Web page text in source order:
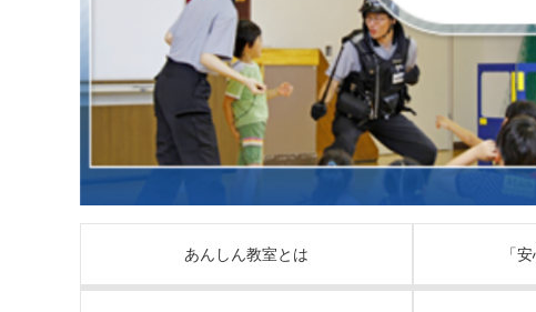
あんしん教室とは 「